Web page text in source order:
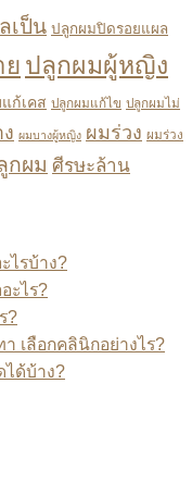
เป็น ปลูกผมปิดรอยแผล
ย ปลูกผมผู้หญิง
ก้เคส ปลูกผมแก้ไข ปลูกผมไม่
ผมบางผู้หญิง ผมร่วง ผมร่วง
กผม ศีรษะล้าน
ไรบ้าง?
ะไร?
?
เลือกคลินิกอย่างไร?
ด้บ้าง?